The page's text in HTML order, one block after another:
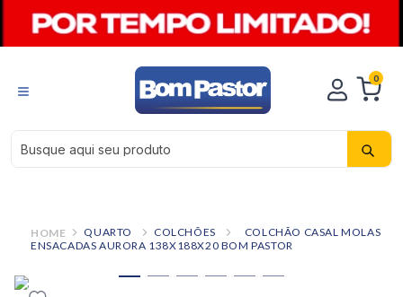
0
Busque aqui seu produto
QUARTO COLCHÕES
COLCHÃO CASAL MOLAS
ENSACADAS AURORA 138X188X20 BOM PASTOR